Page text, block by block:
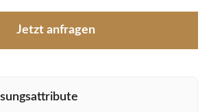
Jetzt anfragen